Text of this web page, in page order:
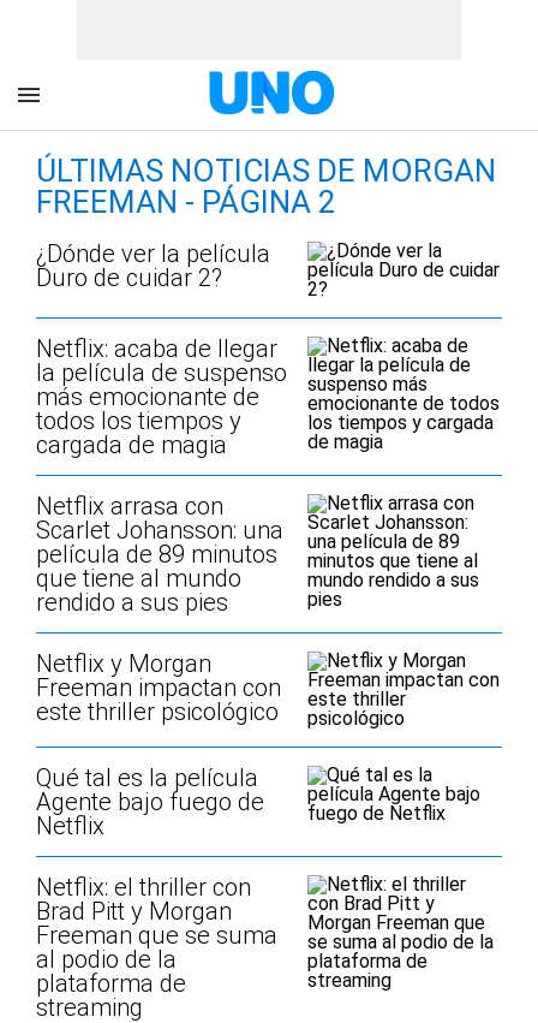
ÚLTIMAS NOTICIAS DE MORGAN
FREEMAN - PÁGINA 2
¿Dónde ver la película
Duro de cuidar 2?
Netflix: acaba de llegar
la película de suspenso
más emocionante de
todos los tiempos y
cargada de magia
Netflix arrasa con
Scarlet Johansson: una
película de 89 minutos
que tiene al mundo
rendido a sus pies
Netflix y Morgan
Freeman impactan con
este thriller psicológico
Qué tal es la película
Agente bajo fuego de
Netflix
Netflix: el thriller con
Brad Pitt y Morgan
Freeman que se suma
al podio de la
plataforma de
streaming